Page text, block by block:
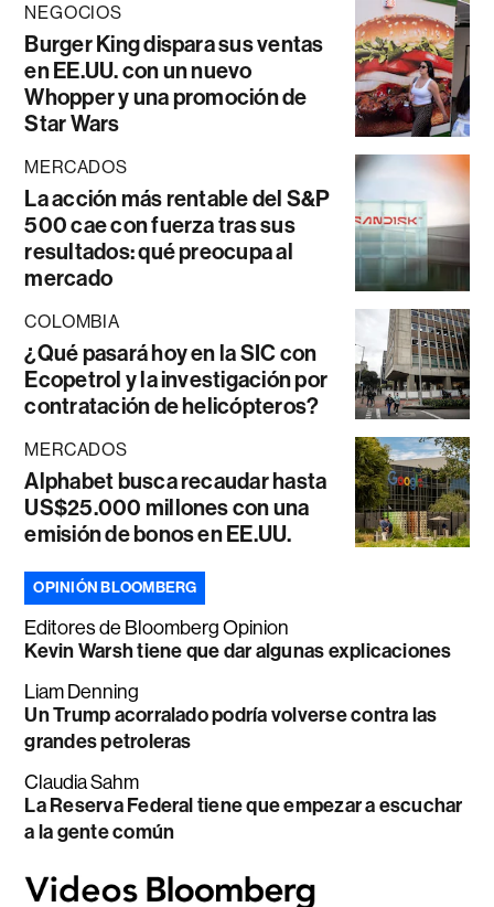
NEGOCIOS
Burger King dispara sus ventas
en EE.UU. con un nuevo
Whopper y una promoción de
Star Wars
MERCADOS
La acción más rentable del S&P
500 cae con fuerza tras sus
resultados: qué preocupa al
mercado
COLOMBIA
¿Qué pasará hoy en la SIC con
Ecopetrol y la investigación por
contratación de helicópteros?
MERCADOS
Alphabet busca recaudar hasta
US$25.000 millones con una
emisión de bonos en EE.UU.
OPINIÓN BLOOMBERG
Editores de Bloomberg Opinion
Kevin Warsh tiene que dar algunas explicaciones
Liam Denning
Un Trump acorralado podría volverse contra las
grandes petroleras
Claudia Sahm
La Reserva Federal tiene que empezar a escuchar
a la gente común